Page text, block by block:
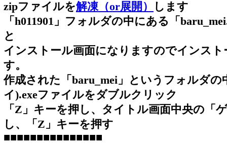
zipファイルを解凍（or展開）
します
「h011901」フォルダの中にある「
と
インストール画面になりますのでインス
す。
作成された「baru_mei」というフォルダ
イ).exeファイルをダブルクリック
「Z」キーを押し、タイトル画面中央の「
し、「Z」キーを押す
■■■■■■■■■■■■■■■